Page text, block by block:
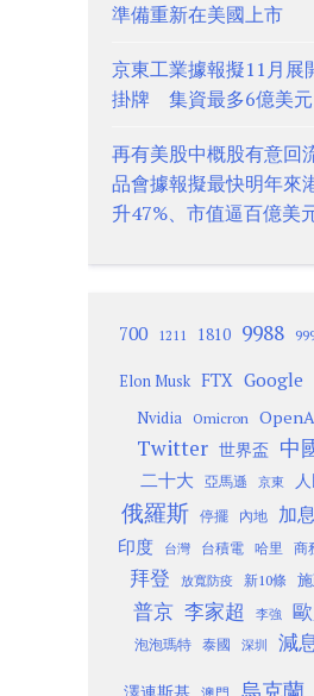
準備重新在美國上市
京東工業據報擬11月展
掛牌 集資最多6億美元
再有美股中概股有意
品會據報擬最快明年
升47%、市值逼百億美
700 1211 1810 9988
Elon Musk FTX Google
Nvidia Omicron
Twitter 世界盃 中
二十大 亞馬遜 京東
俄羅斯 停擺 內地 加息
印度
台灣 台積電 哈里 商
拜登 放寬防疫 新10條
普京 李家超 李強
泡泡瑪特 泰國 深圳 減